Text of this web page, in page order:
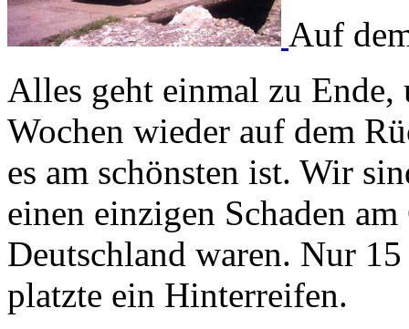
Auf
Alles geht einmal zu
Wochen wieder auf dem
es am schönsten ist. Wir
einen einzigen Schaden
Deutschland waren. Nur
platzte ein Hinterreifen.